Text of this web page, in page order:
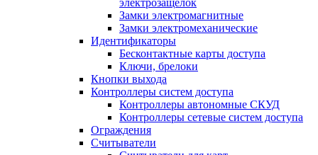
электрозащелок
Замки электромагнитные
Замки электромеханические
Идентификаторы
Бесконтактные карты доступа
Ключи, брелоки
Кнопки выхода
Контроллеры систем доступа
Контроллеры автономные СКУД
Контроллеры сетевые систем доступа
Ограждения
Считыватели